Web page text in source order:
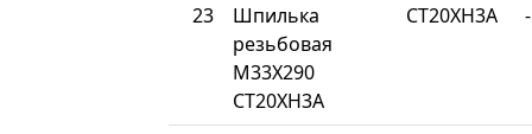
23
Шпилька
резьбовая
М33Х290
СТ20ХН3А
СТ20ХН3А -